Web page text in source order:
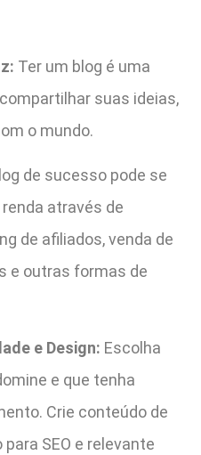
Ter um blog é uma
suas ideias,
o mundo.
de sucesso pode se
através de
de afiliados, venda de
e outras formas de
e Design: Escolha
e que tenha
Crie conteúdo de
SEO e relevante